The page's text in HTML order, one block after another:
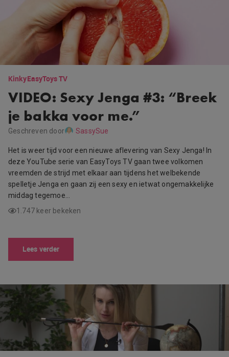
KinkyEasyToys TV
VIDEO: Sexy Jenga #3: “Breek
je bakka voor me.”
Geschreven door SassySue
Het is weer tijd voor een nieuwe aflevering van Sexy Jenga! In
deze YouTube serie van EasyToys TV gaan twee volkomen
vreemden de strijd met elkaar aan tijdens het welbekende
spelletje Jenga en gaan zij een sexy en ietwat ongemakkelijke
middag tegemoe…
1.747 keer bekeken
Lees verder